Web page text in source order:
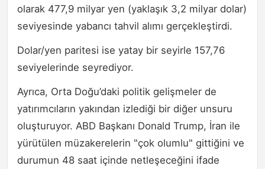
olarak 477,9 milyar yen (yaklaşık 3,2 milyar dolar)
seviyesinde yabancı tahvil alımı gerçekleştirdi.
Dolar/yen paritesi ise yatay bir seyirle 157,76
seviyelerinde seyrediyor.
Ayrıca, Orta Doğu’daki politik gelişmeler de
yatırımcıların yakından izlediği bir diğer unsuru
oluşturuyor. ABD Başkanı Donald Trump, İran ile
yürütülen müzakerelerin "çok olumlu" gittiğini ve
durumun 48 saat içinde netleşeceğini ifade